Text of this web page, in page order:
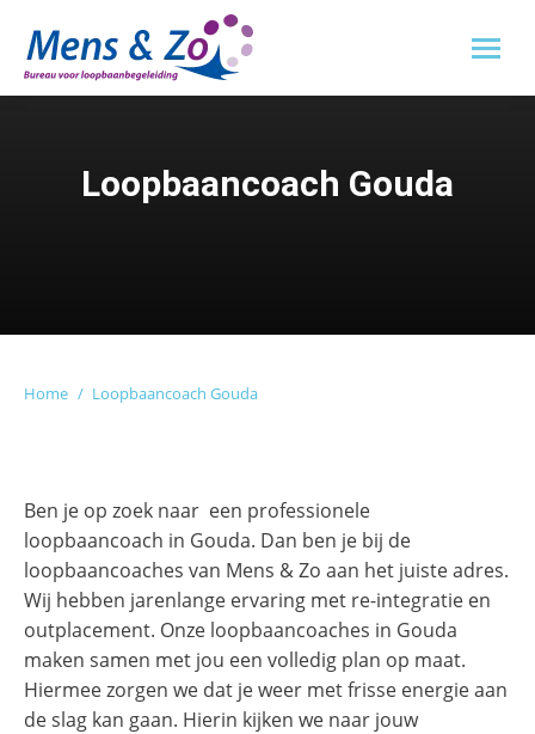
Loopbaancoach Gouda
Home Loopbaancoach Gouda
Ben je op zoek naar een professionele
loopbaancoach in Gouda. Dan ben je bij de
loopbaancoaches van Mens & Zo aan het juiste adres.
Wij hebben jarenlange ervaring met re-integratie en
outplacement. Onze loopbaancoaches in Gouda
maken samen met jou een volledig plan op maat.
Hiermee zorgen we dat je weer met frisse energie aan
de slag kan gaan. Hierin kijken we naar jouw